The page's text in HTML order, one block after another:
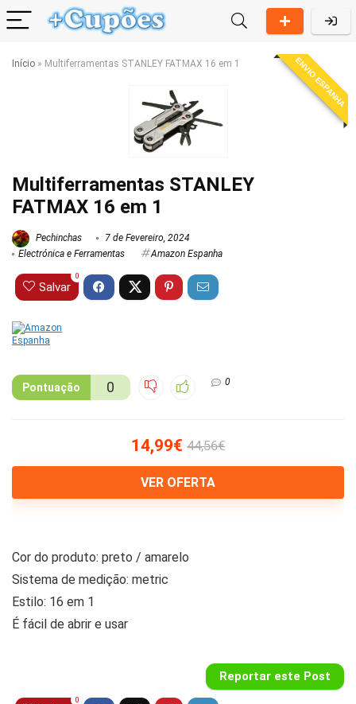
Início » Multiferramentas STANLEY FATMAX 16 em 1 ENVIO ESPANHA
Multiferramentas STANLEY
FATMAX 16 em 1
Pechinchas
7 de Fevereiro, 2024
Electrónica e Ferramentas
Amazon Espanha
Salvar
0
Pontuação 0 0
14,99€ 44,56€
VER OFERTA
Cor do produto: preto / amarelo
Sistema de medição: metric
Estilo: 16 em 1
É fácil de abrir e usar
Reportar este Post
0